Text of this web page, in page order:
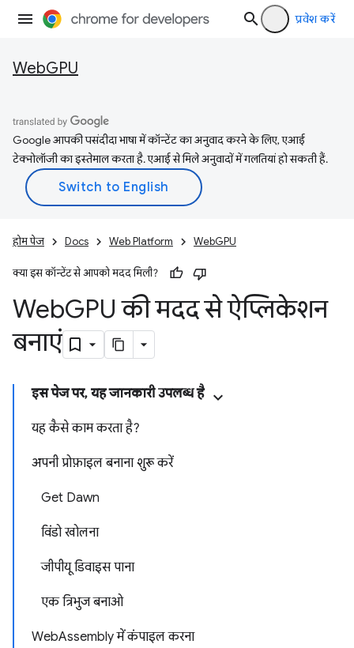
प्रवेश करें
WebGPU
Google आपकी पसंदीदा भाषा में कॉन्टेंट का अनुवाद करने के लिए, एआई
टेक्नोलॉजी का इस्तेमाल करता है. एआई से मिले अनुवादों में गलतियां हो सकती हैं.
होम पेज Docs Web Platform WebGPU
क्या इस कॉन्टेंट से आपको मदद मिली?
WebGPU की मदद से ऐप्लिकेशन
बनाएं
इस पेज पर, यह जानकारी उपलब्ध है
यह कैसे काम करता है?
अपनी प्रोफ़ाइल बनाना शुरू करें
Get Dawn
विंडो खोलना
जीपीयू डिवाइस पाना
एक त्रिभुज बनाओ
WebAssembly में कंपाइल करना